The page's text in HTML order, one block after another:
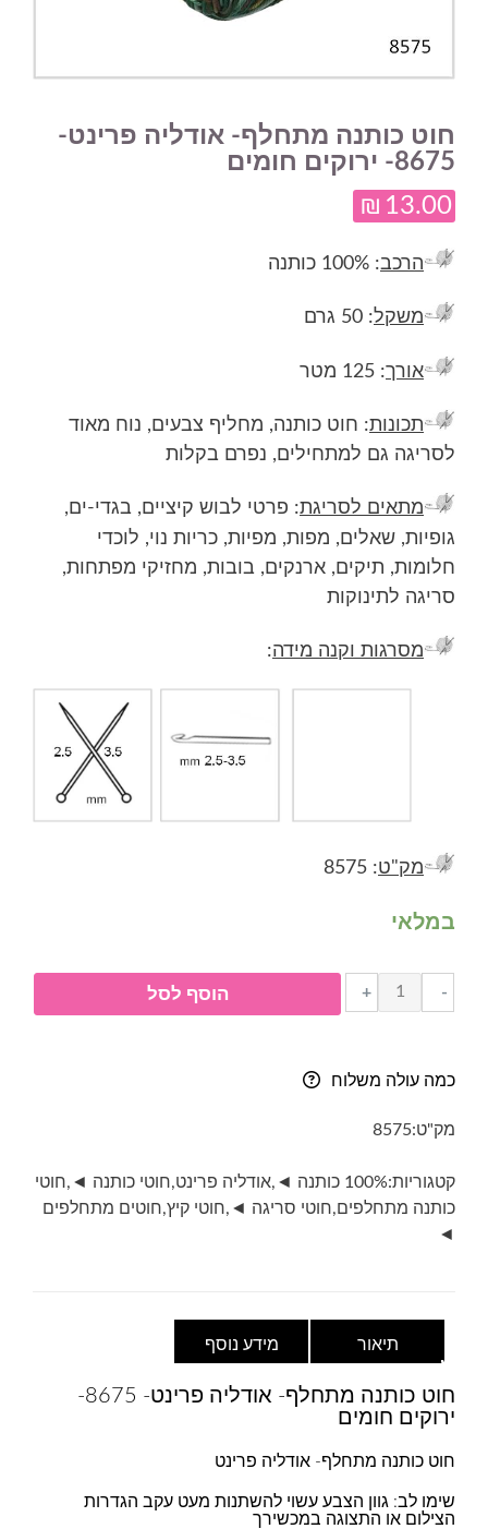
חוט כותנה מתחלף- אודליה פרינט-
8675- ירוקים חומים
₪ 13.00
הרכב: 100% כותנה
משקל: 50 גרם
אורך: 125 מטר
תכונות: חוט כותנה, מחליף צבעים, נוח מאוד
לסריגה גם למתחילים, נפרם בקלות
מתאים לסריגת: פרטי לבוש קיציים, בגדי-ים,
גופיות, שאלים, מפות, מפיות, כריות נוי, לוכדי
חלומות, תיקים, ארנקים, בובות, מחזיקי מפתחות,
סריגה לתינוקות
מסרגות וקנה מידה:
מק"ט: 8575
במלאי
-
כמות
של
מתחלף-
+ הוסף לסל
כמה עולה משלוח
מק"ט:8575
קטגוריות:100% כותנה ◄ ,אודליה פרינט,חוטי כותנה ◄ ,חוטי
כותנה מתחלפים,חוטי סריגה ◄ ,חוטי קיץ,חוטים מתחלפים
◄
תיאור מידע נוסף
חוט כותנה מתחלף- אודליה פרינט- 8675-
ירוקים חומים
חוט כותנה מתחלף- אודליה פרינט
שימו לב: גוון הצבע עשוי להשתנות מעט עקב הגדרות
הצילום או התצוגה במכשירך